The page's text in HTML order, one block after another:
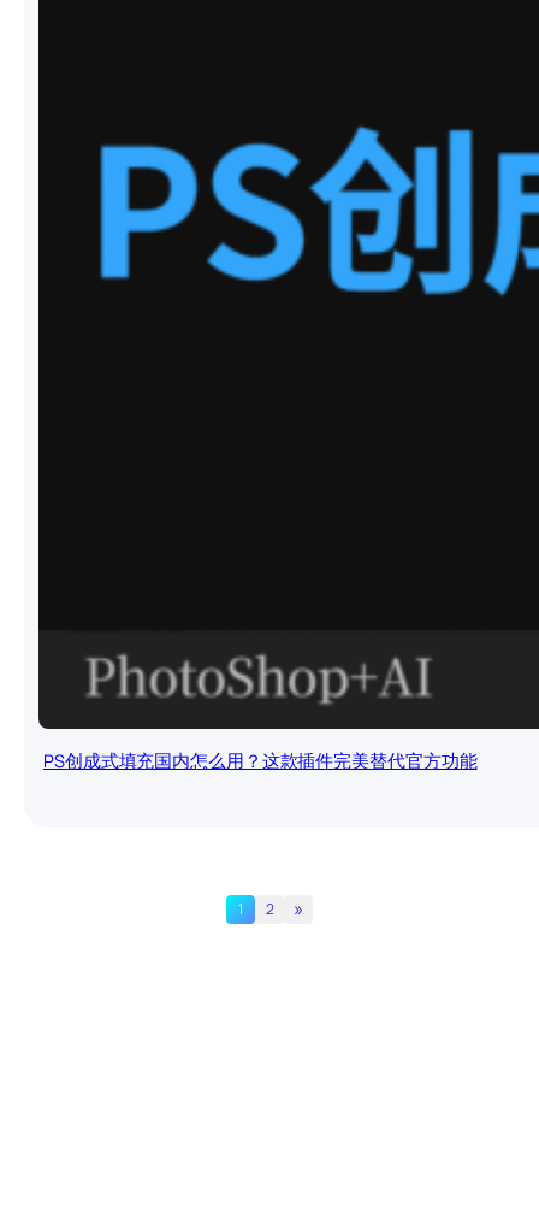
PS创成式填充国内怎么用？这款插件完美替代官方功能
1 2 »